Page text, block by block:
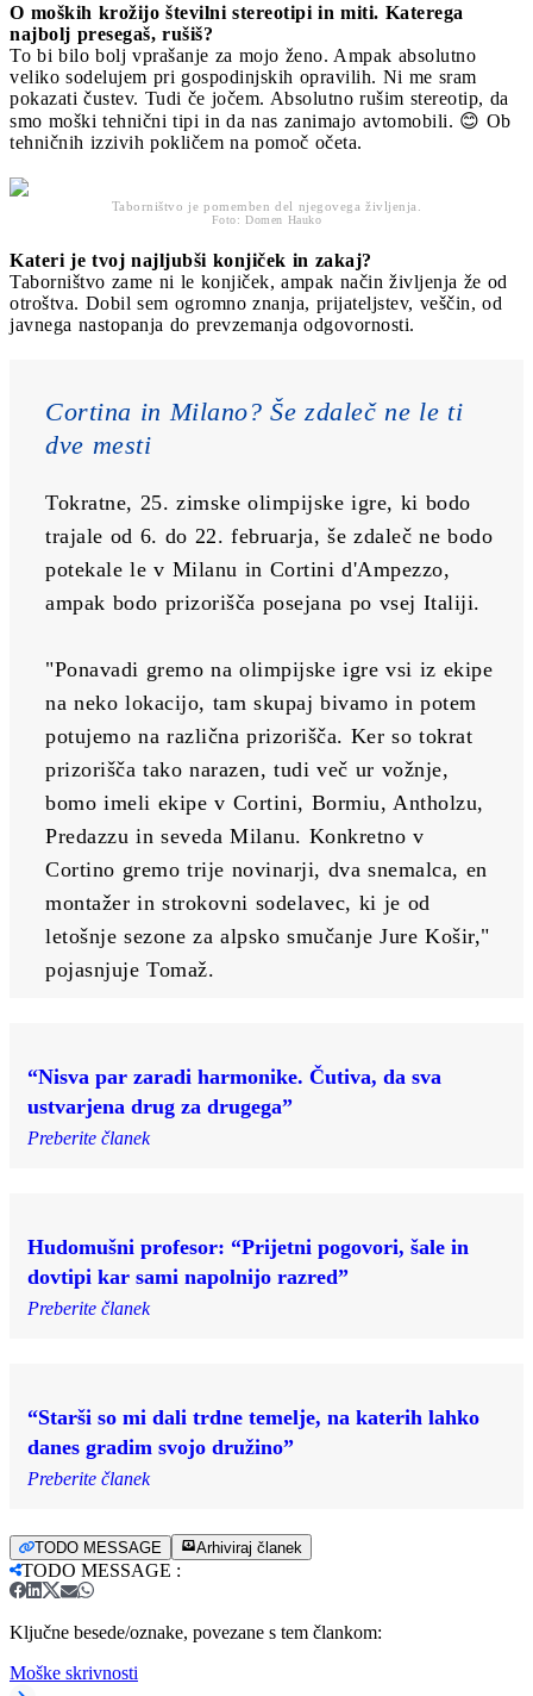
O moških krožijo številni stereotipi in miti. Katerega
najbolj presegaš, rušiš?
To bi bilo bolj vprašanje za mojo ženo. Ampak absolutno
veliko sodelujem pri gospodinjskih opravilih. Ni me sram
pokazati čustev. Tudi če jočem. Absolutno rušim stereotip, da
smo moški tehnični tipi in da nas zanimajo avtomobili. 😊 Ob
tehničnih izzivih pokličem na pomoč očeta.
Taborništvo je pomemben del njegovega življenja.
Foto: Domen Hauko
Kateri je tvoj najljubši konjiček in zakaj?
Taborništvo zame ni le konjiček, ampak način življenja že od
otroštva. Dobil sem ogromno znanja, prijateljstev, veščin, od
javnega nastopanja do prevzemanja odgovornosti.
Cortina in Milano? Še zdaleč ne le ti
dve mesti
Tokratne, 25. zimske olimpijske igre, ki bodo
trajale od 6. do 22. februarja, še zdaleč ne bodo
potekale le v Milanu in Cortini d'Ampezzo,
ampak bodo prizorišča posejana po vsej Italiji.
"Ponavadi gremo na olimpijske igre vsi iz ekipe
na neko lokacijo, tam skupaj bivamo in potem
potujemo na različna prizorišča. Ker so tokrat
prizorišča tako narazen, tudi več ur vožnje,
bomo imeli ekipe v Cortini, Bormiu, Antholzu,
Predazzu in seveda Milanu. Konkretno v
Cortino gremo trije novinarji, dva snemalca, en
montažer in strokovni sodelavec, ki je od
letošnje sezone za alpsko smučanje Jure Košir,"
pojasnjuje Tomaž.
“Nisva par zaradi harmonike. Čutiva, da sva
ustvarjena drug za drugega”
Preberite članek
Hudomušni profesor: “Prijetni pogovori, šale in
dovtipi kar sami napolnijo razred”
Preberite članek
“Starši so mi dali trdne temelje, na katerih lahko
danes gradim svojo družino”
Preberite članek
TODO MESSAGE Arhiviraj članek
TODO MESSAGE :
Ključne besede/oznake, povezane s tem člankom:
Moške skrivnosti